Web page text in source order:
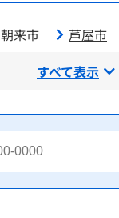
朝来市 芦屋市
すべて表示